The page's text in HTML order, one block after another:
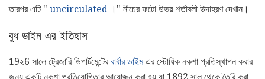
তারপর এটি " uncirculated ।" নীচের ফটো উভয় শর্তাবলী উদাহরণ দেখান।
বুধ ডাইম এর ইতিহাস
19২6 সালে ট্রেজারি ডিপার্টমেন্টেরবার্বার ডাইমএর স্টোয়িক নকশা প্রতিস্থাপন করার